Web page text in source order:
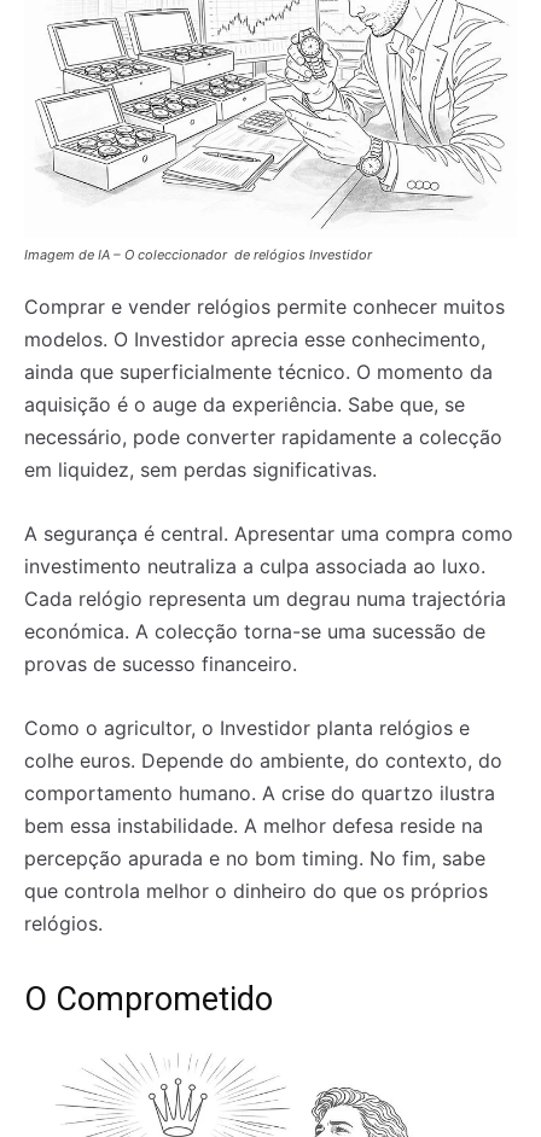
Imagem de IA – O coleccionador de relógios Investidor
Comprar e vender relógios permite conhecer muitos
modelos. O Investidor aprecia esse conhecimento,
ainda que superficialmente técnico. O momento da
aquisição é o auge da experiência. Sabe que, se
necessário, pode converter rapidamente a colecção
em liquidez, sem perdas significativas.
A segurança é central. Apresentar uma compra como
investimento neutraliza a culpa associada ao luxo.
Cada relógio representa um degrau numa trajectória
económica. A colecção torna-se uma sucessão de
provas de sucesso financeiro.
Como o agricultor, o Investidor planta relógios e
colhe euros. Depende do ambiente, do contexto, do
comportamento humano. A crise do quartzo ilustra
bem essa instabilidade. A melhor defesa reside na
percepção apurada e no bom timing. No fim, sabe
que controla melhor o dinheiro do que os próprios
relógios.
O Comprometido